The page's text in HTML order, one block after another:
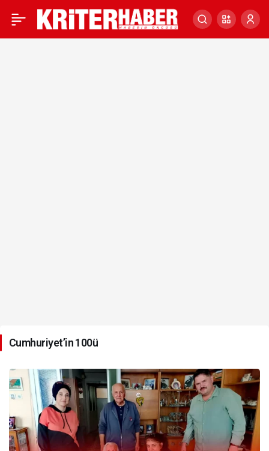
Cumhuriyet’in
Cumhuriyet’in 100ü